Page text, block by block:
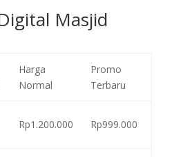
Masjid
Harga
Normal
Promo
Terbaru
Rp1.200.000 Rp999.000